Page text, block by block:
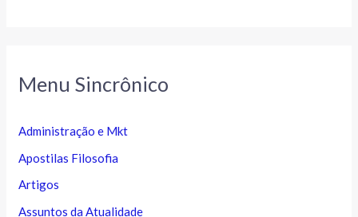
Menu Sincrônico
Administração e Mkt
Apostilas Filosofia
Artigos
Assuntos da Atualidade